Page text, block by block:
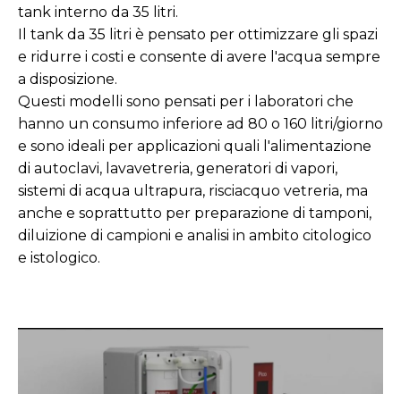
tank interno da 35 litri.
Il tank da 35 litri è pensato per ottimizzare gli spazi
e ridurre i costi e consente di avere l'acqua sempre
a disposizione.
Questi modelli sono pensati per i laboratori che
hanno un consumo inferiore ad 80 o 160 litri/giorno
e sono ideali per applicazioni quali l'alimentazione
di autoclavi, lavavetreria, generatori di vapori,
sistemi di acqua ultrapura, risciacquo vetreria, ma
anche e soprattutto per preparazione di tamponi,
diluizione di campioni e analisi in ambito citologico
e istologico.